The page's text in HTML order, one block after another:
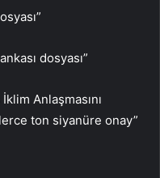
dosyası”
Anlaşmasını
ton siyanüre onay”